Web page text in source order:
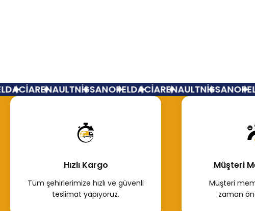
RENAULTNİSSANOPELDACİARENAULTNİSSANOPEL
Hızlı Kargo
Tüm şehirlerimize hızlı ve güvenli
teslimat yapıyoruz.
Müşteri
Müşteri
zaman